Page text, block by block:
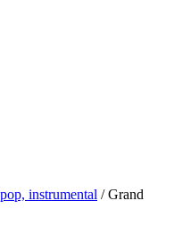
instrumental / Grand